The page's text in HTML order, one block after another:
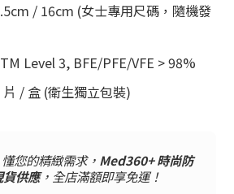
/ 16cm (女士專用尺碼，隨機發
Level 3, BFE/PFE/VFE > 98%
/ 盒 (衛生獨立包裝)
您的精緻需求， Med360+ 時尚防
供應，全店滿額即享免運！